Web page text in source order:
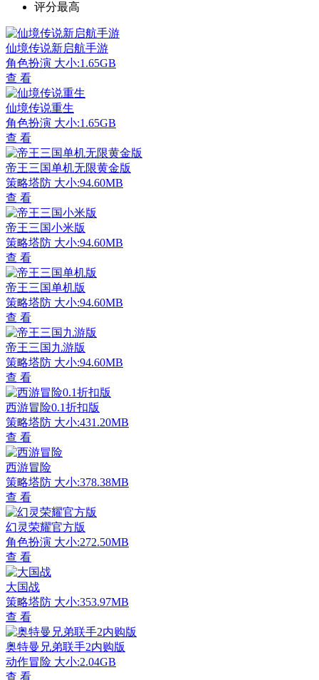
评分最高
仙境传说新启航手游
角色扮演 大小:1.65GB
查 看
仙境传说重生
角色扮演 大小:1.65GB
查 看
帝王三国单机无限黄金版
策略塔防 大小:94.60MB
查 看
帝王三国小米版
策略塔防 大小:94.60MB
查 看
帝王三国单机版
策略塔防 大小:94.60MB
查 看
帝王三国九游版
策略塔防 大小:94.60MB
查 看
西游冒险0.1折扣版
策略塔防 大小:431.20MB
查 看
西游冒险
策略塔防 大小:378.38MB
查 看
幻灵荣耀官方版
角色扮演 大小:272.50MB
查 看
大国战
策略塔防 大小:353.97MB
查 看
奥特曼兄弟联手2内购版
动作冒险 大小:2.04GB
查 看